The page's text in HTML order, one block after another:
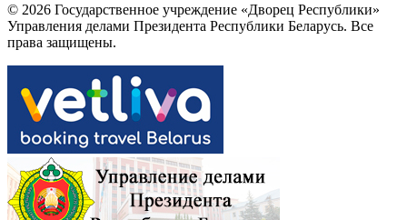
© 2026 Государственное учреждение «Дворец Республики»
Управления делами Президента Республики Беларусь. Все
права защищены.